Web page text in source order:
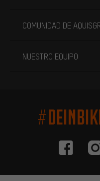
COMUNIDAD DE
NUESTRO EQUIPO